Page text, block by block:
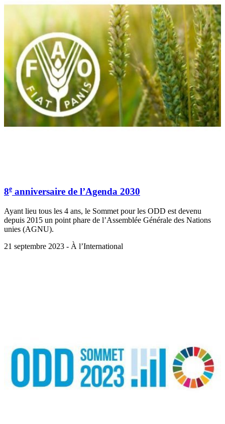
8e anniversaire de l’Agenda 2030
Ayant lieu tous les 4 ans, le Sommet pour les ODD est devenu
depuis 2015 un point phare de l’Assemblée Générale des Nations
unies (AGNU).
21 septembre 2023 - À l’International